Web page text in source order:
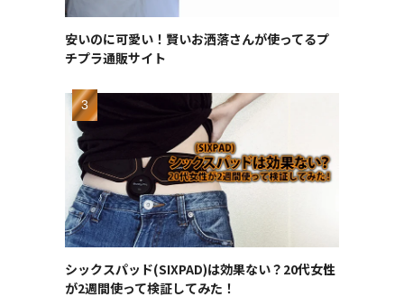
安いのに可愛い！賢いお洒落さんが使ってるプ
チプラ通販サイト
シックスパッド(SIXPAD)は効果ない？20代女性
が2週間使って検証してみた！